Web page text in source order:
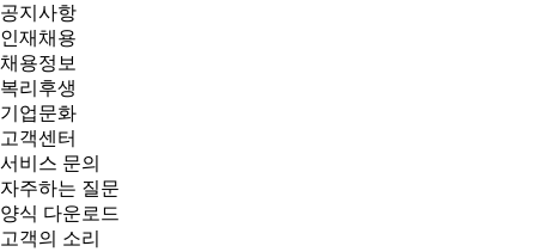
공지사항
인재채용
채용정보
복리후생
기업문화
고객센터
서비스 문의
자주하는 질문
양식 다운로드
고객의 소리